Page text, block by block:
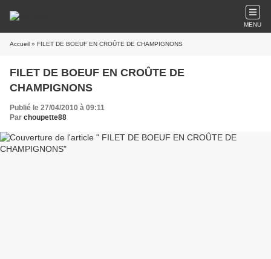
MENU
Accueil » FILET DE BOEUF EN CROÛTE DE CHAMPIGNONS
FILET DE BOEUF EN CROÛTE DE
CHAMPIGNONS
Publié le 27/04/2010 à 09:11
Par choupette88